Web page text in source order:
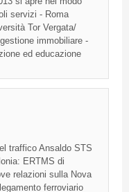
servizi - Roma
Tor Vergata/
immobiliare -
ed educazione
traffico Ansaldo STS
ERTMS di
relazioni sulla Nova
ferroviario